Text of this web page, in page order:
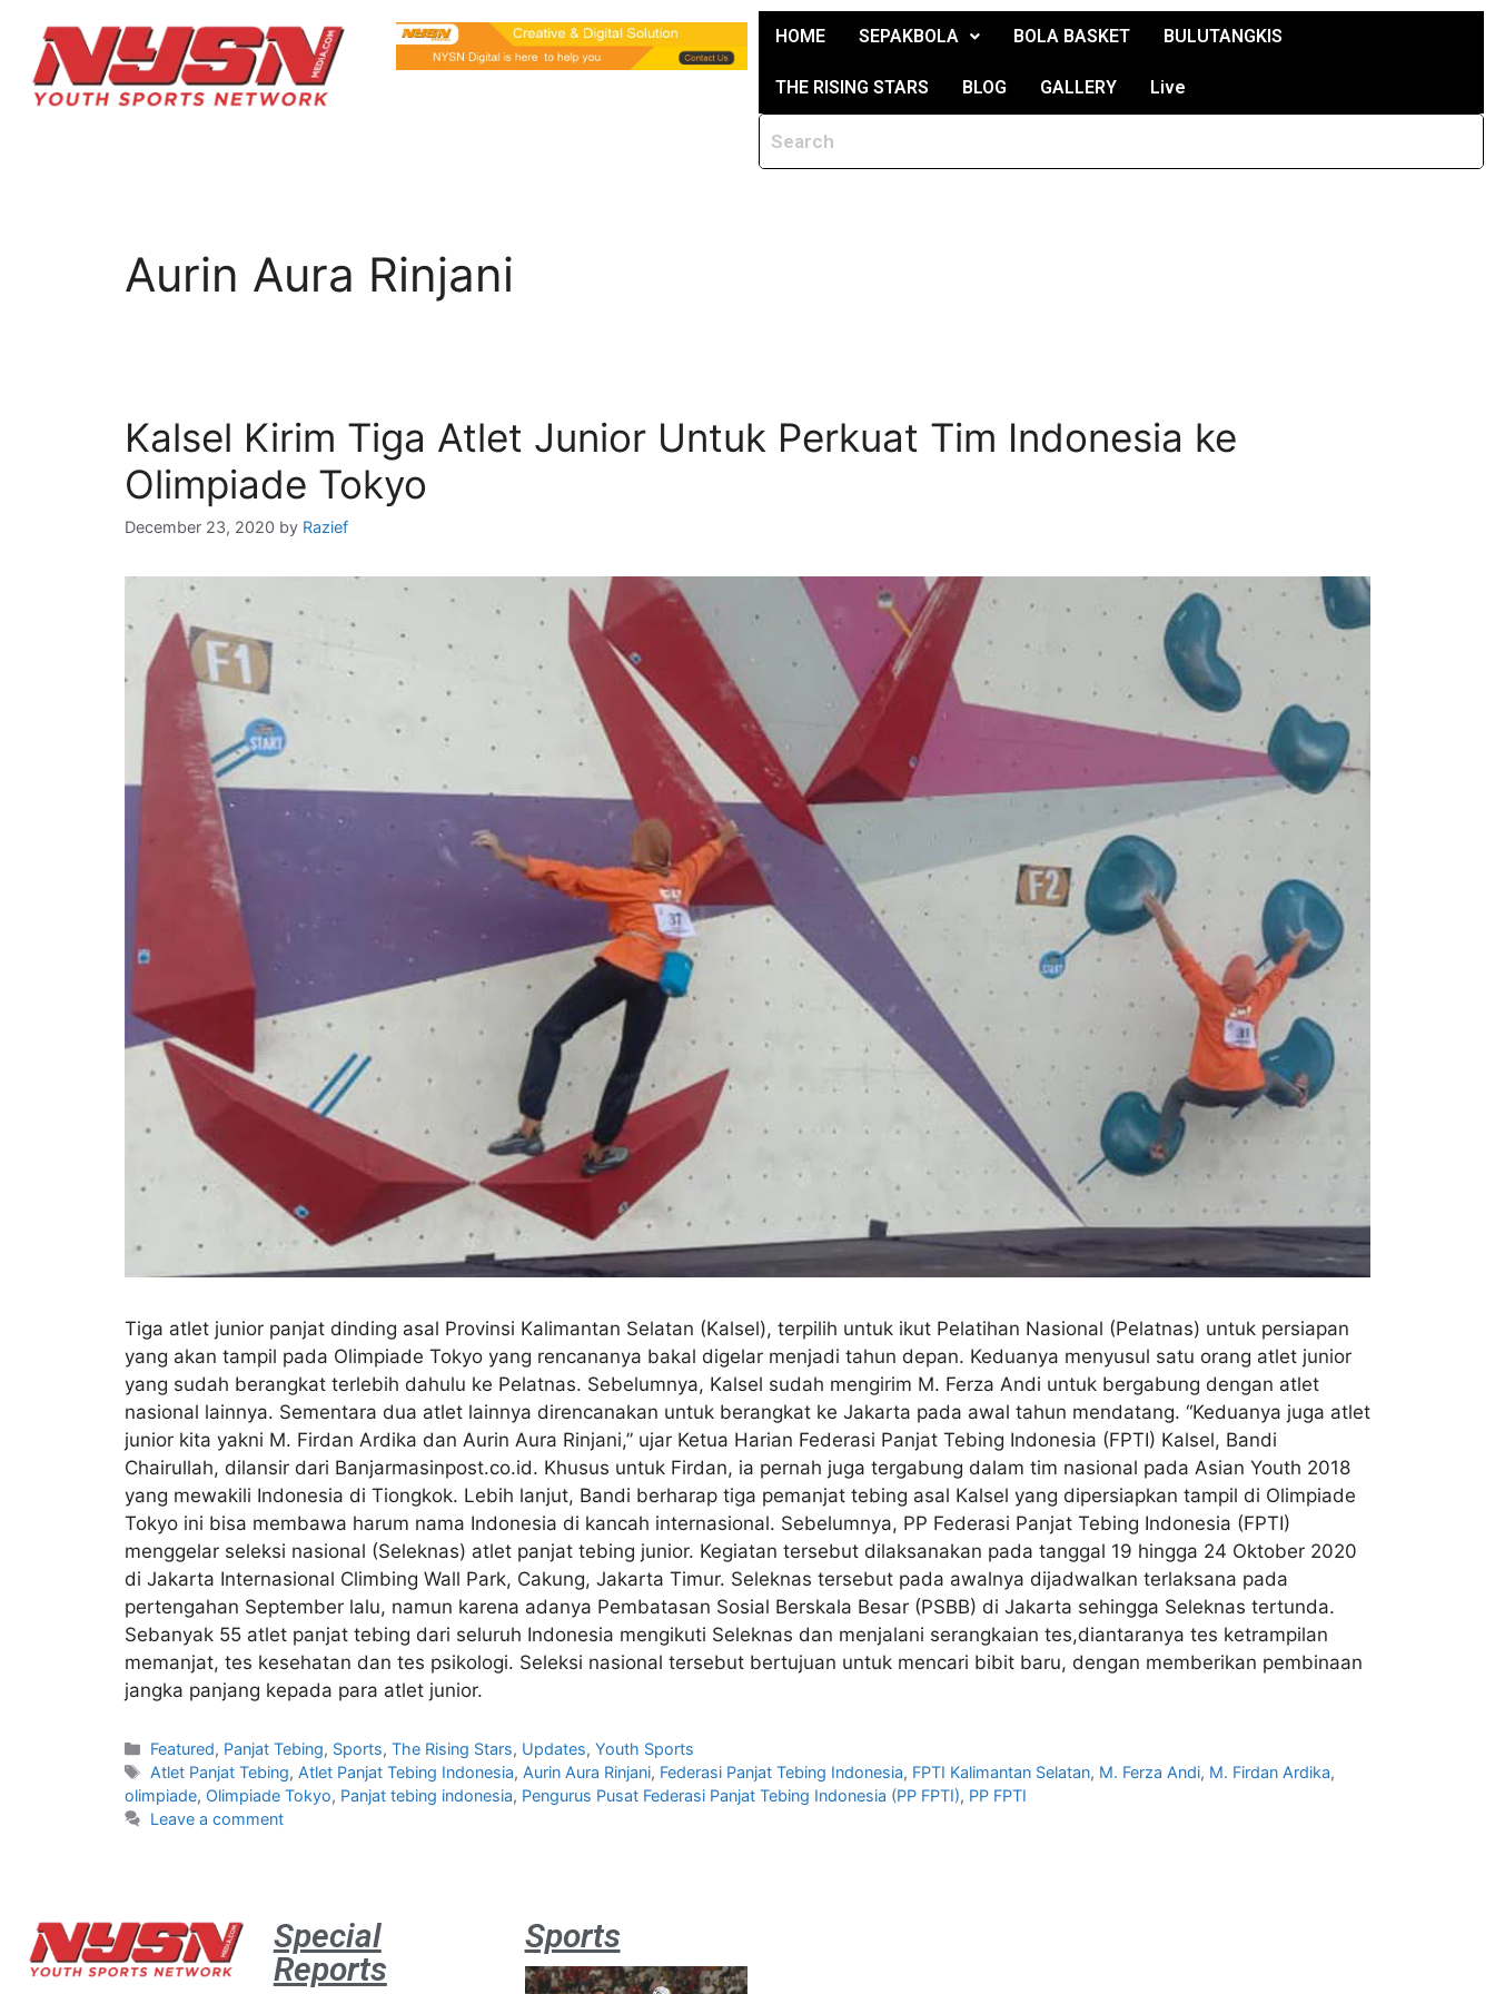
HOME SEPAKBOLA BOLA BASKET BULUTANGKIS
THE RISING STARS BLOG GALLERY Live
Aurin Aura Rinjani
Kalsel Kirim Tiga Atlet Junior Untuk Perkuat Tim Indonesia ke
Olimpiade Tokyo
December 23, 2020 by Razief
Tiga atlet junior panjat dinding asal Provinsi Kalimantan Selatan (Kalsel), terpilih untuk ikut Pelatihan Nasional (Pelatnas) untuk persiapan
yang akan tampil pada Olimpiade Tokyo yang rencananya bakal digelar menjadi tahun depan. Keduanya menyusul satu orang atlet junior
yang sudah berangkat terlebih dahulu ke Pelatnas. Sebelumnya, Kalsel sudah mengirim M. Ferza Andi untuk bergabung dengan atlet
nasional lainnya. Sementara dua atlet lainnya direncanakan untuk berangkat ke Jakarta pada awal tahun mendatang. “Keduanya juga atlet
junior kita yakni M. Firdan Ardika dan Aurin Aura Rinjani,” ujar Ketua Harian Federasi Panjat Tebing Indonesia (FPTI) Kalsel, Bandi
Chairullah, dilansir dari Banjarmasinpost.co.id. Khusus untuk Firdan, ia pernah juga tergabung dalam tim nasional pada Asian Youth 2018
yang mewakili Indonesia di Tiongkok. Lebih lanjut, Bandi berharap tiga pemanjat tebing asal Kalsel yang dipersiapkan tampil di Olimpiade
Tokyo ini bisa membawa harum nama Indonesia di kancah internasional. Sebelumnya, PP Federasi Panjat Tebing Indonesia (FPTI)
menggelar seleksi nasional (Seleknas) atlet panjat tebing junior. Kegiatan tersebut dilaksanakan pada tanggal 19 hingga 24 Oktober 2020
di Jakarta Internasional Climbing Wall Park, Cakung, Jakarta Timur. Seleknas tersebut pada awalnya dijadwalkan terlaksana pada
pertengahan September lalu, namun karena adanya Pembatasan Sosial Berskala Besar (PSBB) di Jakarta sehingga Seleknas tertunda.
Sebanyak 55 atlet panjat tebing dari seluruh Indonesia mengikuti Seleknas dan menjalani serangkaian tes,diantaranya tes ketrampilan
memanjat, tes kesehatan dan tes psikologi. Seleksi nasional tersebut bertujuan untuk mencari bibit baru, dengan memberikan pembinaan
jangka panjang kepada para atlet junior.
Featured, Panjat Tebing, Sports,The Rising Stars, Updates,Youth Sports
Atlet Panjat Tebing, Atlet Panjat Tebing Indonesia, Aurin Aura Rinjani, Federasi Panjat Tebing Indonesia, FPTI Kalimantan Selatan, M. Ferza Andi, M. Firdan Ardika,
olimpiade, Olimpiade Tokyo, Panjat tebing indonesia, Pengurus Pusat Federasi Panjat Tebing Indonesia (PP FPTI), PP FPTI
Leave a comment
Special
Reports
Sports